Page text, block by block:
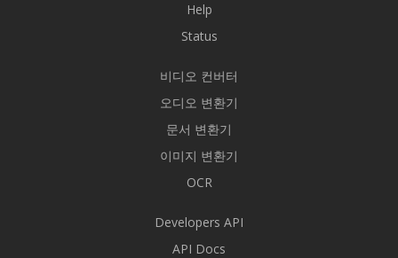
Help
Status
비디오 컨버터
오디오 변환기
문서 변환기
이미지 변환기
OCR
Developers API
API Docs